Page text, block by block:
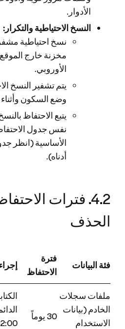
الأدوار.
النسخ الاحتياطية والتكرار:
نسخ احتياطية
مخزنة خارج الموقع
الأوروبي.
يتم تشفير النسخ
وضع السكون وأثناء
يتبع الاحتفاظ
نفس جدول الاحتفاظ
الأساسية (انظر
أدناه).
4.2. فترات
الحذف
فئة البيانات
فترة
الاحتفاظ
ملفات سجلات
الخادم (بيانات
الاستخدام
30 يوماً